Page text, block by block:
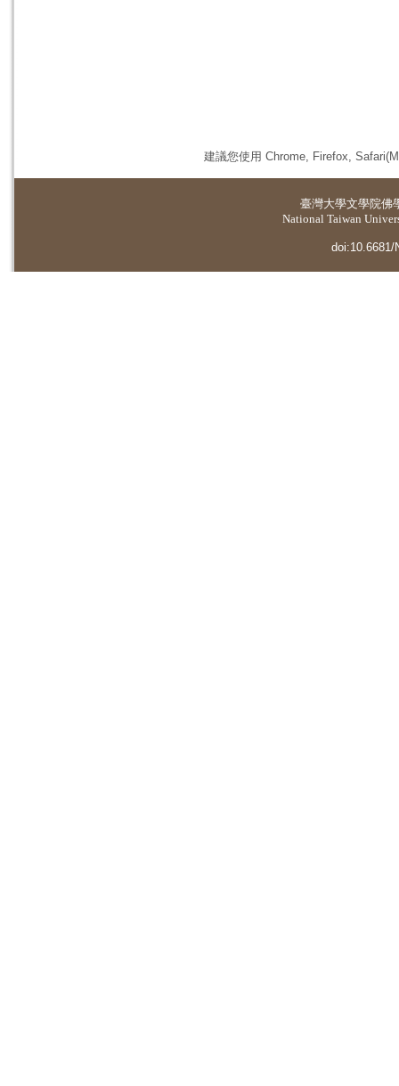
建議您使用 Chrome, Firefox,
臺灣大學文學院佛
National Taiwan
doi:10.6681/